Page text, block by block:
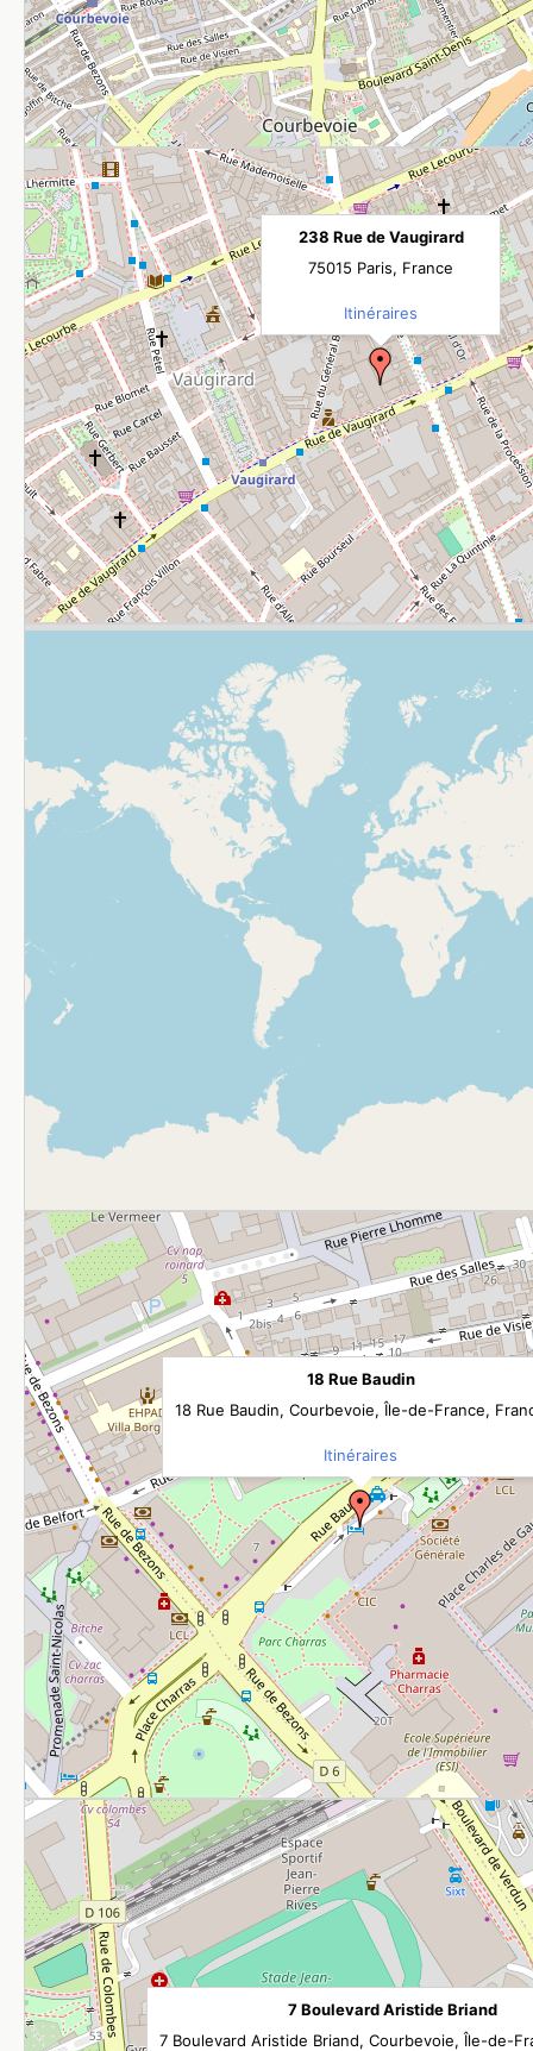
238 Rue de Vaugirard
75015 Paris, France
Itinéraires
18 Rue Baudin
18 Rue Baudin, Courbevoie, Île-de-France,
Itinéraires
7 Boulevard Aristide Briand
7 Boulevard Aristide Briand, Courbevoie, Île-de-